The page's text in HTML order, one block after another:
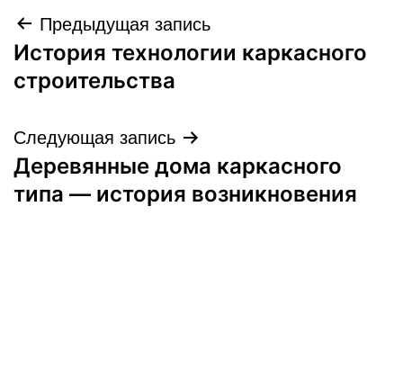
Навигация
по
Предыдущая запись
История технологии каркасного
строительства
Следующая запись
Деревянные дома каркасного
типа — история возникновения